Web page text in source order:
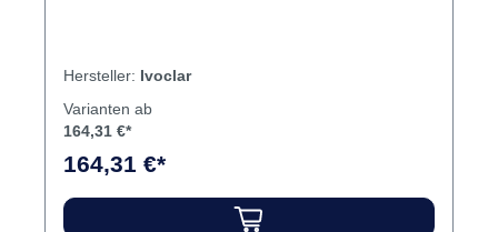
Hersteller: Ivoclar
Varianten ab
164,31 €*
164,31 €*